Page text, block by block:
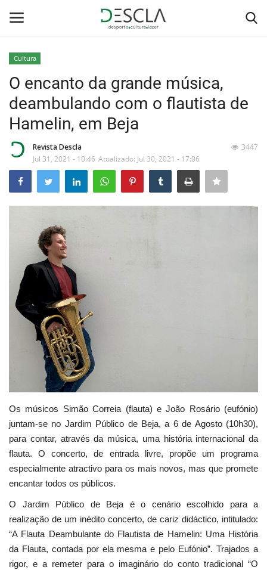
Home
Desporto
Sobre Nós
Educação
Estatuto Editorial
Saúde
Ficha técnica
Lazer
Ambiente
Cultura
O encanto da grande música,
deambulando com o flautista de
Hamelin, em Beja
Revista Descla
Jul 31, 2021 - 10:46 Atualizado: Jul 30, 2021 - 17:06
3447
Os músicos Simão Correia (flauta) e João Rosário (eufónio)
juntam-se no Jardim Público de Beja, a 6 de Agosto (10h30),
para contar, através da música, uma história internacional da
flauta. O concerto, de entrada livre, propõe um programa
especialmente atractivo para os mais novos, mas que promete
encantar todos os públicos.
O Jardim Público de Beja é o cenário escolhido para a
realização de um inédito concerto, de cariz didáctico, intitulado:
“A Flauta Deambulante do Flautista de Hamelin: Uma História
da Flauta, contada por ela mesma e pelo Eufónio”. Trajados a
rigor, e a remeter para o imaginário do conto tradicional “O